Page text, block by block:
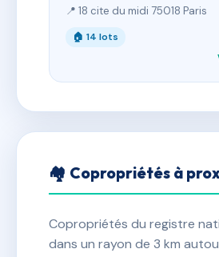
📍 18 cite du midi 75018 Paris
🏠 14 lots
🏘 Copropriétés à
Copropriétés du registre
dans un rayon de 3 km